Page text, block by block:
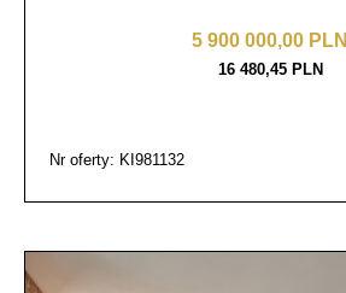
5 900 000,00 PLN
16 480,45 PLN
Nr oferty: KI981132